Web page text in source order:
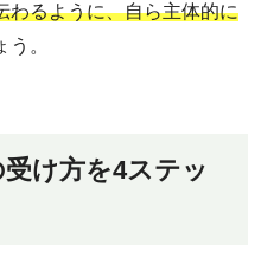
わるように、自ら主体的に
う。
け方を4ステッ